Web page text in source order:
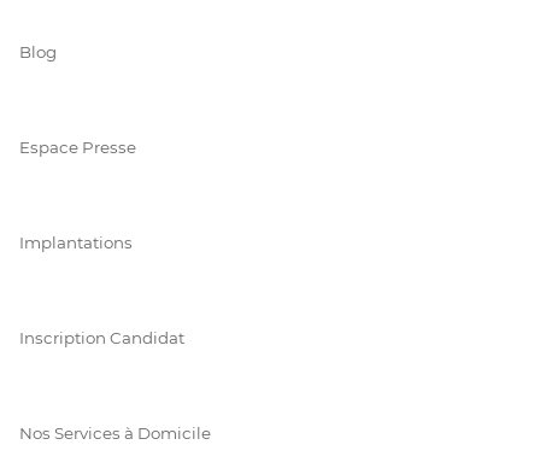
Blog
Espace Presse
Implantations
Inscription Candidat
Nos Services à Domicile